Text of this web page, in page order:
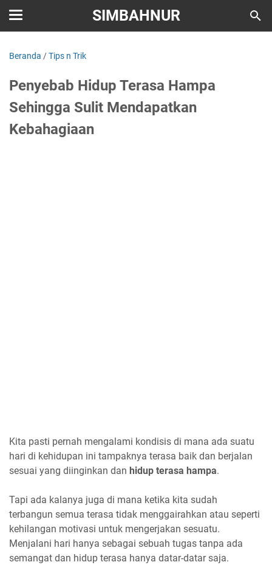
SIMBAHNUR
Beranda /Tips n Trik
Penyebab Hidup Terasa Hampa
Sehingga Sulit Mendapatkan
Kebahagiaan
Kita pasti pernah mengalami kondisis di mana ada suatu
hari di kehidupan ini tampaknya terasa baik dan berjalan
sesuai yang diinginkan dan hidup terasa hampa.
Tapi ada kalanya juga di mana ketika kita sudah
terbangun semua terasa tidak menggairahkan atau seperti
kehilangan motivasi untuk mengerjakan sesuatu.
Menjalani hari hanya sebagai sebuah tugas tanpa ada
semangat dan hidup terasa hanya datar-datar saja.